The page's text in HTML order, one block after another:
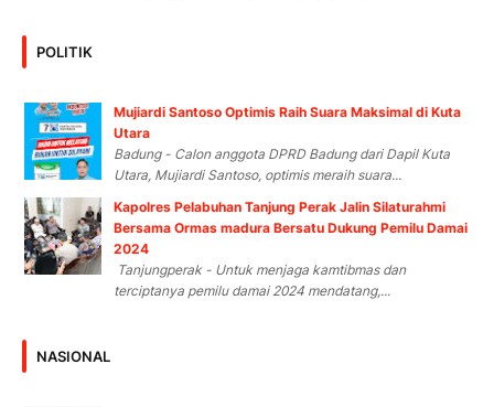
POLITIK
Mujiardi Santoso Optimis Raih Suara Maksimal di Kuta
Utara
Badung - Calon anggota DPRD Badung dari Dapil Kuta
Utara, Mujiardi Santoso, optimis meraih suara...
Kapolres Pelabuhan Tanjung Perak Jalin Silaturahmi
Bersama Ormas madura Bersatu Dukung Pemilu Damai
2024
Tanjungperak - Untuk menjaga kamtibmas dan
terciptanya pemilu damai 2024 mendatang,...
NASIONAL